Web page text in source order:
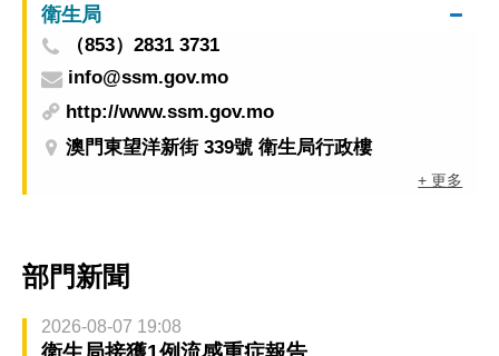
衛生局
（853）2831 3731
info@ssm.gov.mo
http://www.ssm.gov.mo
澳門東望洋新街 339號 衛生局行政樓
+ 更多
部門新聞
2026-08-07 19:08